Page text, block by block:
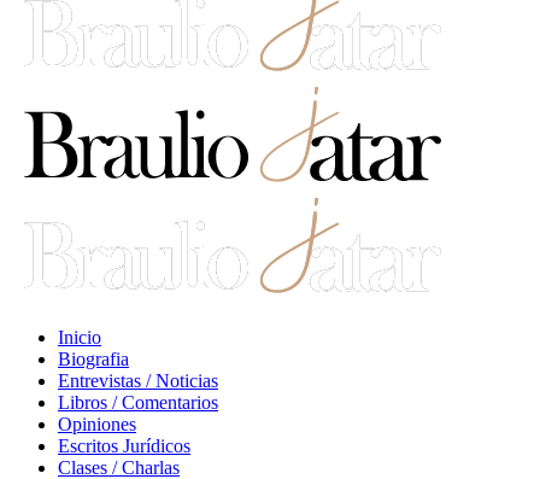
Inicio
Biografia
Entrevistas / Noticias
Libros / Comentarios
Opiniones
Escritos Jurídicos
Clases / Charlas